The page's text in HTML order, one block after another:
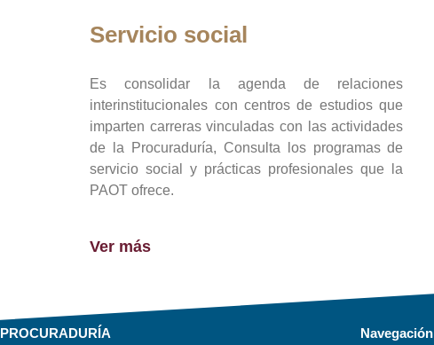
Servicio social
Es consolidar la agenda de relaciones
interinstitucionales con centros de estudios que
imparten carreras vinculadas con las actividades
de la Procuraduría, Consulta los programas de
servicio social y prácticas profesionales que la
PAOT ofrece.
Ver más
PROCURADURÍA Navegación